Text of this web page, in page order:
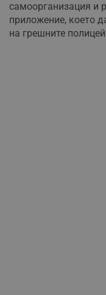
самоорганизация и
приложение, което
на грешните